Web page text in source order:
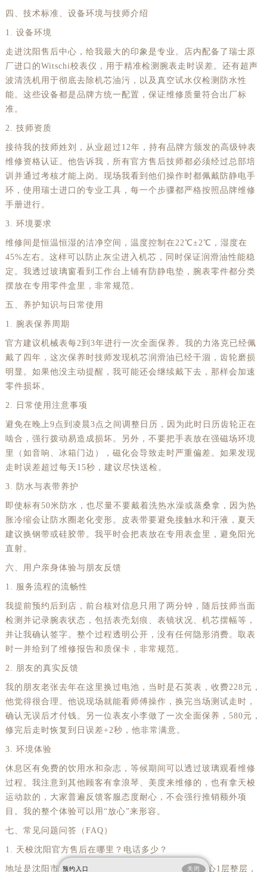
四、技术标准、设备环境与技师介绍
1. 设备环境
走进沈阳售后中心，给我最大的印象是专业。店内配备了瑞士原
厂进口的Witschi校表仪，用于精准检测腕表走时误差。还有超声
波清洗机用于彻底去除机芯油污，以及真空试水仪检测防水性
能。这些设备都是品牌方统一配置，保证维修质量符合出厂标
准。
2. 技师资质
接待我的技师姓刘，从业超过12年，持有品牌方颁发的高级钟表
维修资格认证。他告诉我，所有官方售后技师都必须经过总部培
训并通过考核才能上岗。现场我看到他们操作时都佩戴防静电手
环，使用瑞士进口的专业工具，每一个步骤都严格按照品牌维修
手册进行。
3. 环境要求
维修间是恒温恒湿的洁净空间，温度控制在22℃±2℃，湿度在
45%左右。这样可以防止灰尘进入机芯，同时保证润滑油性能稳
定。我透过玻璃窗看到工作台上铺有防静电垫，腕表零件都分类
摆放在专用零件盒里，非常规范。
五、养护知识与日常使用
1. 腕表保养周期
官方建议机械表每2到3年进行一次全面保养。我的力洛克已经佩
戴了四年，这次保养时技师发现机芯润滑油已经干涸，齿轮磨损
明显。如果他没主动提醒，我可能还会继续戴下去，那样会加速
零件损坏。
2. 日常使用注意事项
避免在晚上9点到凌晨3点之间调整日历，因为此时日历齿轮正在
啮合，强行拨动易造成损坏。另外，不要把手表放在强磁场环境
里（如音响、冰箱门边），磁化会导致走时严重偏差。如果发现
走时误差超过每天15秒，建议尽快送检。
3. 防水与表带养护
即使标有50米防水，也尽量不要戴着洗热水澡或蒸桑拿，因为热
胀冷缩会让防水圈老化变形。皮表带要避免接触水和汗液，夏天
建议换钢带或硅胶带。我平时会把表放在专用表盒里，避免阳光
直射。
六、用户亲身体验与朋友反馈
1. 服务流程的流畅性
我提前预约后到店，前台核对信息只用了两分钟，随后技师当面
检测并记录腕表状态，包括表壳划痕、表镜状况、机芯摆幅等，
并让我确认签字。整个过程透明公开，没有任何隐形消费。取表
时一并给到了维修报告和质保卡，非常规范。
2. 朋友的真实反馈
我的朋友老张去年在这里换过电池，当时是石英表，收费228元，
他觉得很合理。他说现场就能看师傅操作，换完当场测试走时，
确认无误后才付钱。另一位表友小李做了一次全面保养，580元，
修完后走时恢复到日误差+2秒，他非常满意。
3. 环境体验
休息区有免费的饮用水和杂志，等候期间可以透过玻璃观看维修
过程。我注意到其他顾客有拿浪琴、美度来维修的，也有拿天梭
运动款的，大家普遍反馈客服态度耐心，不会强行推销额外项
目。我的整个体验可以用“放心”来形容。
七、常见问题问答（FAQ）
1. 天梭沈阳官方售后在哪里？电话多少？
地址是沈阳市沈河区中街路137号亨得利名表服务中心1层整层，
预约入口 关闭